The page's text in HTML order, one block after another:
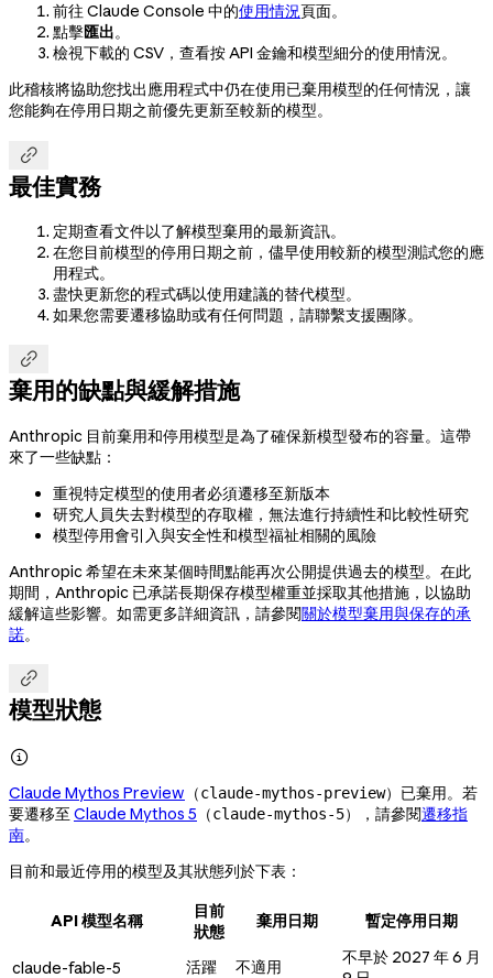
前往 Claude Console 中的使用情況頁面。
點擊匯出。
檢視下載的 CSV，查看按 API 金鑰和模型細分的使用情況。
此稽核將協助您找出應用程式中仍在使用已棄用模型的任何情況，讓
您能夠在停用日期之前優先更新至較新的模型。

最佳實務
定期查看文件以了解模型棄用的最新資訊。
在您目前模型的停用日期之前，儘早使用較新的模型測試您的應
用程式。
盡快更新您的程式碼以使用建議的替代模型。
如果您需要遷移協助或有任何問題，請聯繫支援團隊。

棄用的缺點與緩解措施
Anthropic 目前棄用和停用模型是為了確保新模型發布的容量。這帶
來了一些缺點：
重視特定模型的使用者必須遷移至新版本
研究人員失去對模型的存取權，無法進行持續性和比較性研究
模型停用會引入與安全性和模型福祉相關的風險
Anthropic 希望在未來某個時間點能再次公開提供過去的模型。在此
期間，Anthropic 已承諾長期保存模型權重並採取其他措施，以協助
緩解這些影響。如需更多詳細資訊，請參閱關於模型棄用與保存的承
諾。

模型狀態

Claude Mythos Preview （claude-mythos-preview）已棄用。若
要遷移至 Claude Mythos 5 （claude-mythos-5），請參閱遷移指
南。
目前和最近停用的模型及其狀態列於下表：
API 模型名稱
目前
狀態
棄用日期 暫定停用日期
claude-fable-5 活躍 不適用
不早於 2027 年 6 月